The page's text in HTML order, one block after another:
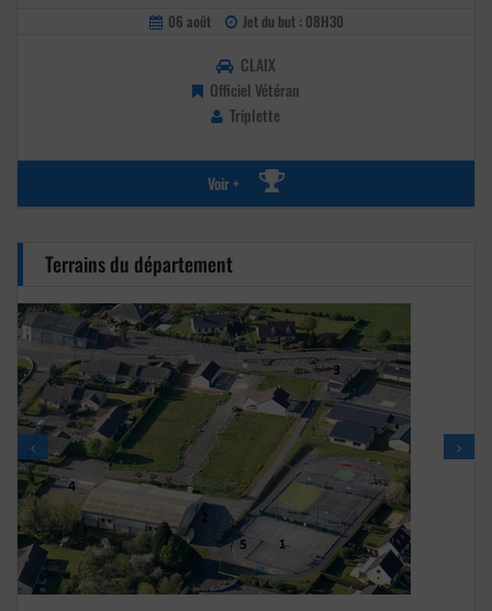
06 août Jet du but : 08H30
CLAIX
Officiel Vétéran
Triplette
Voir +
Terrains du département